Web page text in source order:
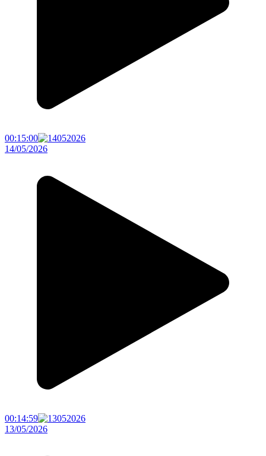
00:15:00
14/05/2026
00:14:59
13/05/2026